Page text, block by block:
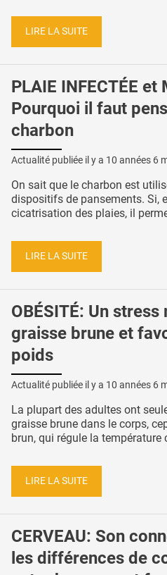
LIRE LA SUITE
PLAIE INFECTÉE et
Pourquoi il faut
charbon
Actualité publiée il y a 10 années 6
On sait que le charbon est
dispositifs de pansements. Si,
cicatrisation des plaies, il
LIRE LA SUITE
OBÉSITÉ: Un
graisse brune et
poids
Actualité publiée il y a 10 années 6
La plupart des adultes ont
graisse brune dans le corps,
brun, qui régule la température
LIRE LA SUITE
CERVEAU: Son
les différences de